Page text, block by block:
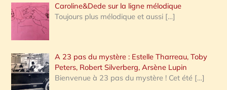
Caroline&Dede sur la ligne mélodique
Toujours plus mélodique et aussi […]
A 23 pas du mystère : Estelle Tharreau, Toby
Peters, Robert Silverberg, Arsène Lupin
Bienvenue à 23 pas du mystère ! Cet été […]